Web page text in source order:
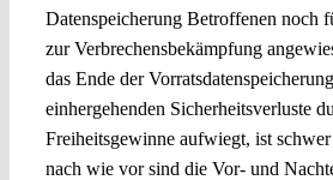
Datenspeicherung Betroffenen noch
zur Verbrechensbekämpfung
das Ende der
einhergehenden Sicherheitsverluste
Freiheitsgewinne aufwiegt, ist
nach wie vor sind die Vor- und